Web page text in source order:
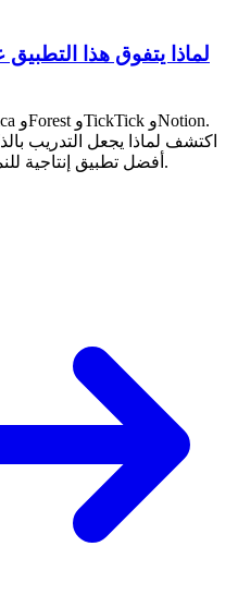
اكتشف لماذا يجعل التدريب
20 ميزة من BeeDone أفضل تطبيق إنتاجية للنمو الشخصي.